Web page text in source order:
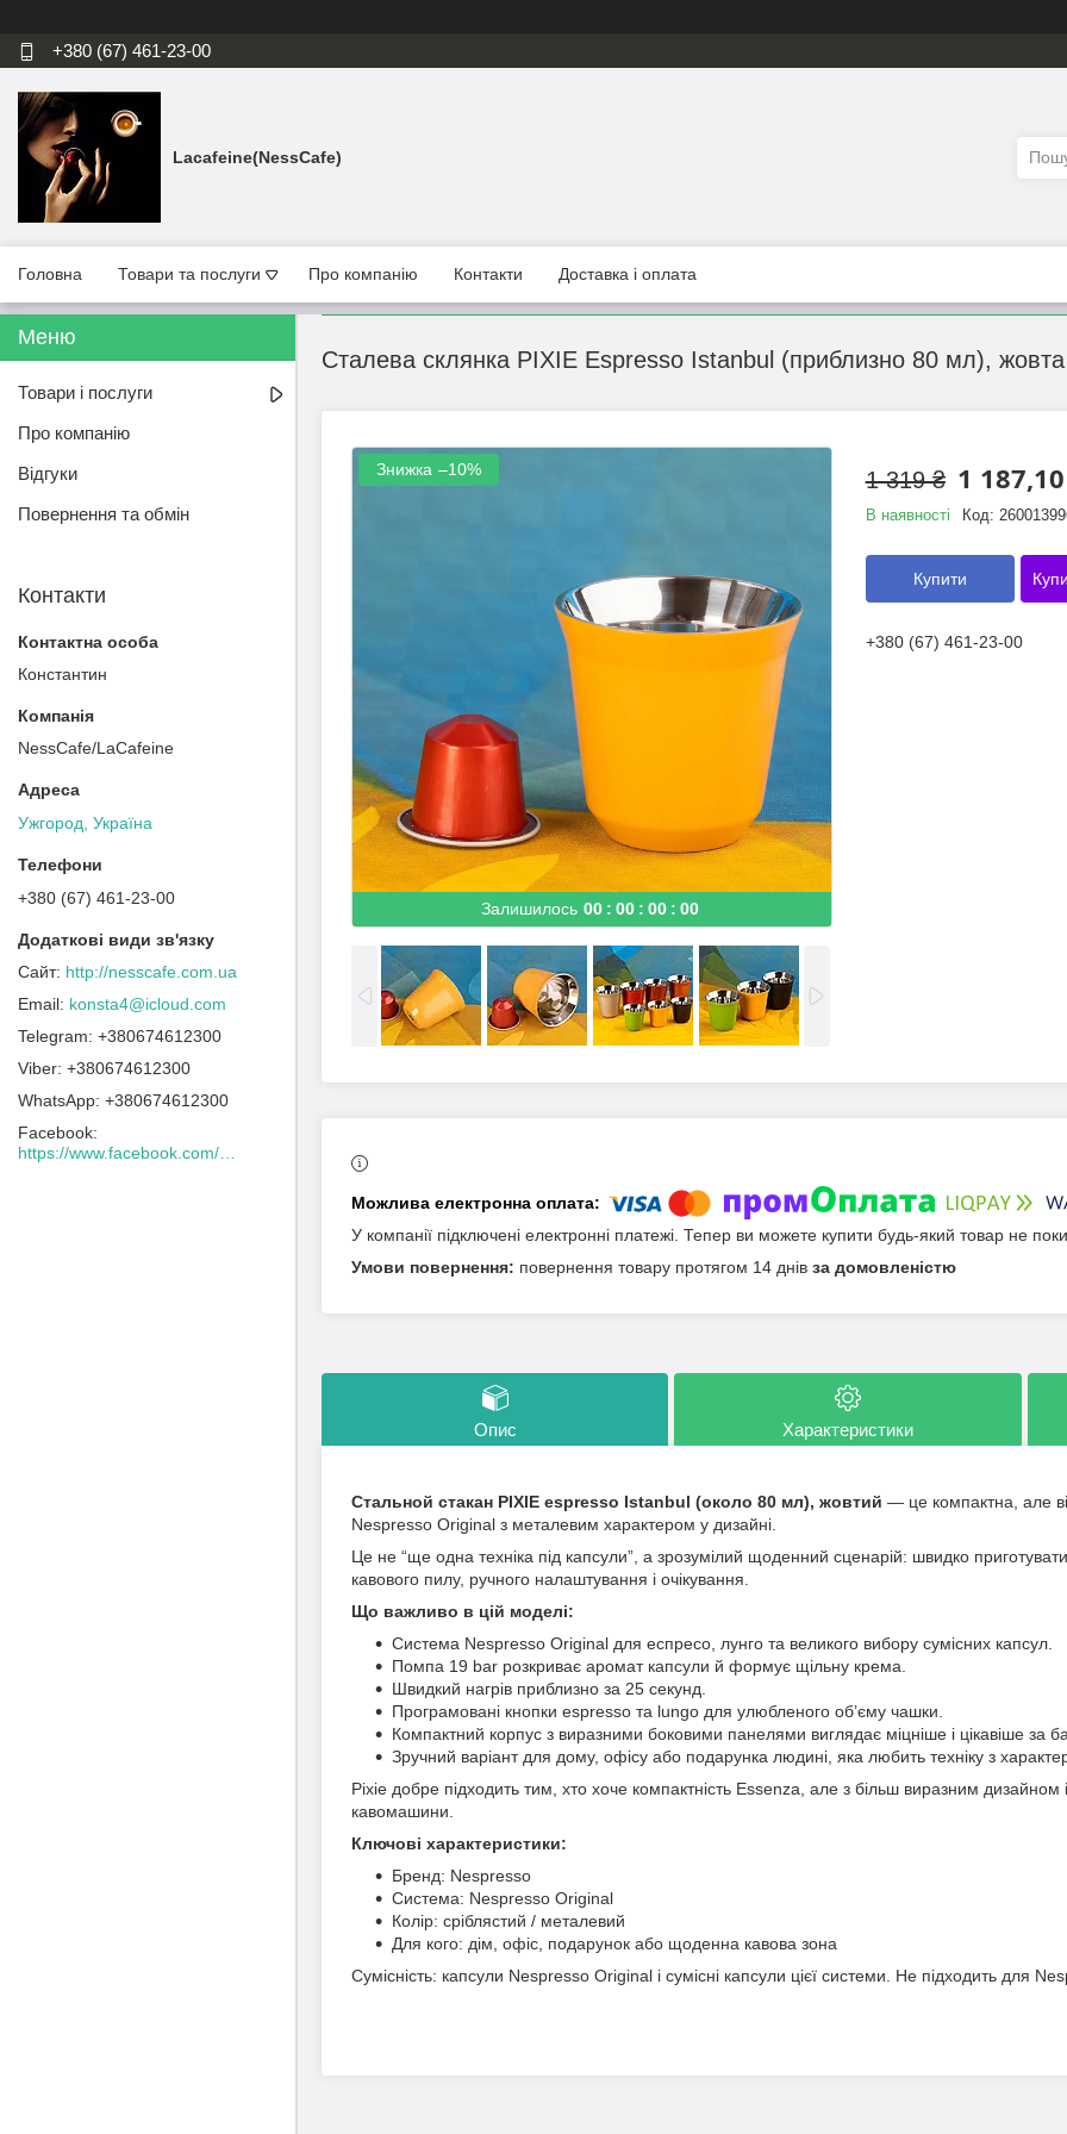
+380 (67) 461-23-00
Lacafeine(NessCafe)
Головна Товари та послуги Про компанію Контакти Доставка і оплата
Сталева склянка PIXIE Espresso Istanbul (приблизно 80 мл), жовта
Залишилось 00 00 00 00
–10% 1 319 ₴ 1
В наявності Код:
Купити
+380 (67) 461-23-00
У компанії підключені електронні платежі. Тепер ви можете купити будь-який товар не
повернення товару протягом 14 днів за домовленістю
Опис Характеристики
Стальной стакан PIXIE espresso Istanbul (около 80 мл), жовтий — це компактна, але
Nespresso Original з металевим характером у дизайні.
Це не “ще одна техніка під капсули”, а зрозумілий щоденний сценарій: швидко
кавового пилу, ручного налаштування і очікування.
Що важливо в цій моделі:
Система Nespresso Original для еспресо, лунго та великого вибору сумісних капсул.
Помпа 19 bar розкриває аромат капсули й формує щільну крема.
Швидкий нагрів приблизно за 25 секунд.
Програмовані кнопки espresso та lungo для улюбленого об’єму чашки.
Компактний корпус з виразними боковими панелями виглядає міцніше і цікавіше за
Зручний варіант для дому, офісу або подарунка людині, яка любить техніку з
Pixie добре підходить тим, хто хоче компактність Essenza, але з більш виразним дизайном і
кавомашини.
Ключові характеристики:
Бренд: Nespresso
Система: Nespresso Original
Колір: сріблястий / металевий
Для кого: дім, офіс, подарунок або щоденна кавова зона
Сумісність: капсули Nespresso Original і сумісні капсули цієї системи. Не підходить для
Товари і послуги
Про компанію
Відгуки
Повернення та обмін
Контакти
Константин
NessCafe/LaCafeine
Ужгород, Україна
+380 (67) 461-23-00
http://nesscafe.com.ua
konsta4@icloud.com
+380674612300
+380674612300
+380674612300
Facebook